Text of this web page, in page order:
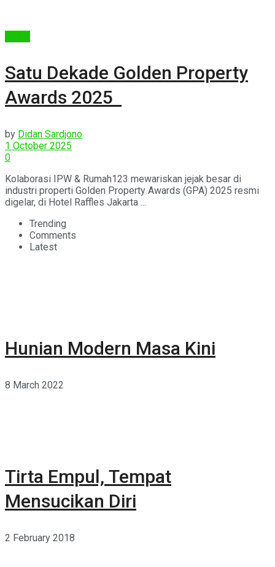
Satu Dekade Golden Property
Awards 2025
by Didan Sardjono
1 October 2025
0
Kolaborasi IPW & Rumah123 mewariskan jejak besar di
industri properti Golden Property Awards (GPA) 2025 resmi
digelar, di Hotel Raffles Jakarta ...
Trending
Comments
Latest
Hunian Modern Masa Kini
8 March 2022
Tirta Empul, Tempat
Mensucikan Diri
2 February 2018